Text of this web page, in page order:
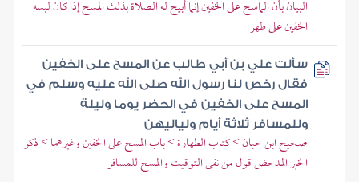
البيان بأن الماسح على الخفين إنما أبيح له الصلاة بذلك المسح إذا كان لبسه
الخفين على طهر
سألت علي بن أبي طالب عن المسح على الخفين
فقال رخص لنا رسول الله صلى الله عليه وسلم في
المسح على الخفين في الحضر يوما وليلة
وللمسافر ثلاثة أيام ولياليهن
صحيح ابن حبان > كتاب الطهارة > باب المسح على الخفين وغيرهما > ذكر
الخبر المدحض قول من نفى التوقيت والمسح للمسافر